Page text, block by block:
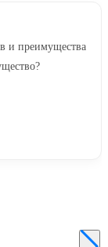
и преимущества